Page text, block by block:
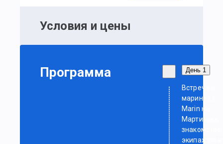
Условия и цены
Программа День 1
Встреча в
марине Le
Marin на
Мартинике,
знакомство
экипажем и